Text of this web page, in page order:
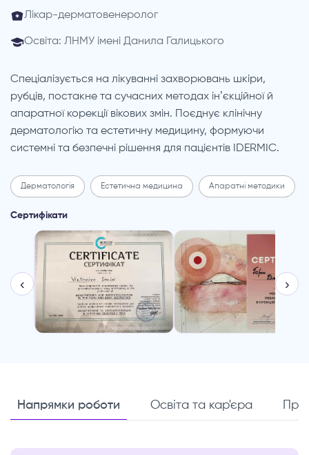
Лікар-дерматовенеролог
Освіта: ЛНМУ імені Данила Галицького
Спеціалізується на лікуванні захворювань шкіри,
рубців, постакне та сучасних методах інʼєкційної й
апаратної корекції вікових змін. Поєднує клінічну
дерматологію та естетичну медицину, формуючи
системні та безпечні рішення для пацієнтів IDERMIC.
Дерматологія Естетична медицина Апаратні методики
Сертифікати
‹ ›
Напрямки роботи Освіта та кар'єра